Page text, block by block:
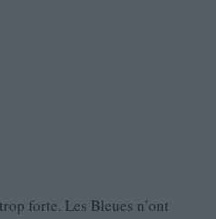
forte. Les Bleues n’ont